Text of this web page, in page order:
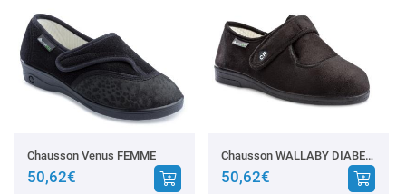
Chausson Venus FEMME
50,62€
Chausson WALLABY DIABETIC HOMME
50,62€